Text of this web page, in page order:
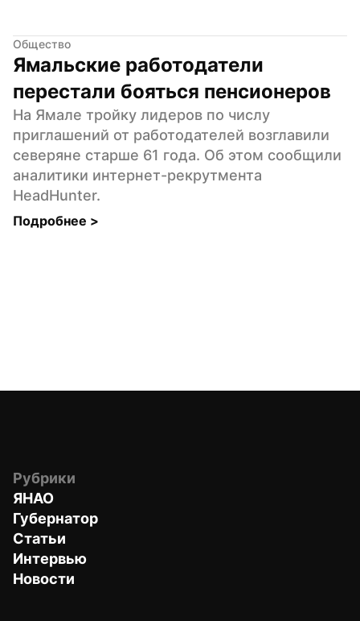
Общество
Ямальские работодатели
перестали бояться пенсионеров
На Ямале тройку лидеров по числу
приглашений от работодателей возглавили
северяне старше 61 года. Об этом сообщили
аналитики интернет-рекрутмента
HeadHunter.
Подробнее >
Рубрики
ЯНАО
Губернатор
Статьи
Интервью
Новости